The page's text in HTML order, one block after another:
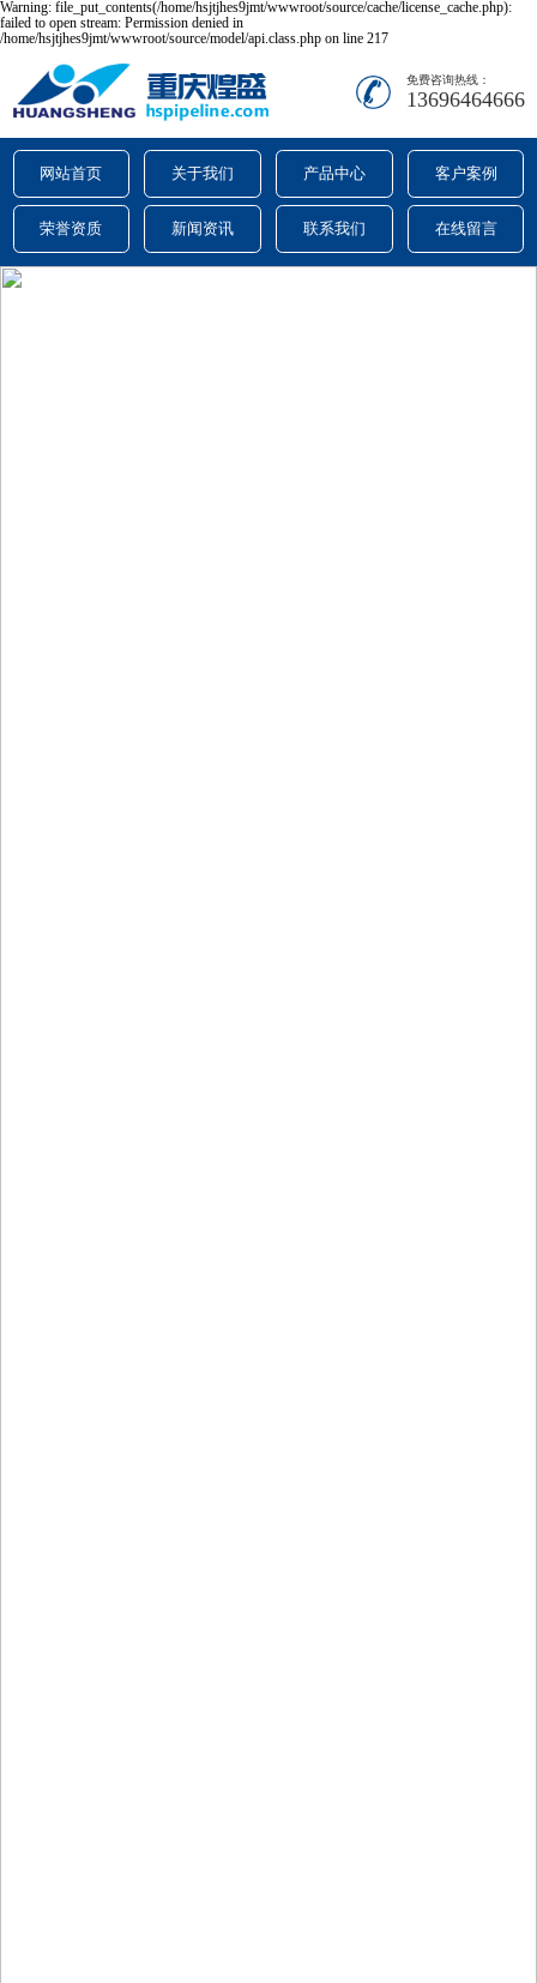
Warning: file_put_contents(/home/hsjtjhes9jmt/wwwroot/source/cache/license_cache.php):
failed to open stream: Permission denied in
/home/hsjtjhes9jmt/wwwroot/source/model/api.class.php on line 217
免费咨询热线：
13696464666
网站首页 关于我们 产品中心 客户案例
荣誉资质 新闻资讯 联系我们 在线留言